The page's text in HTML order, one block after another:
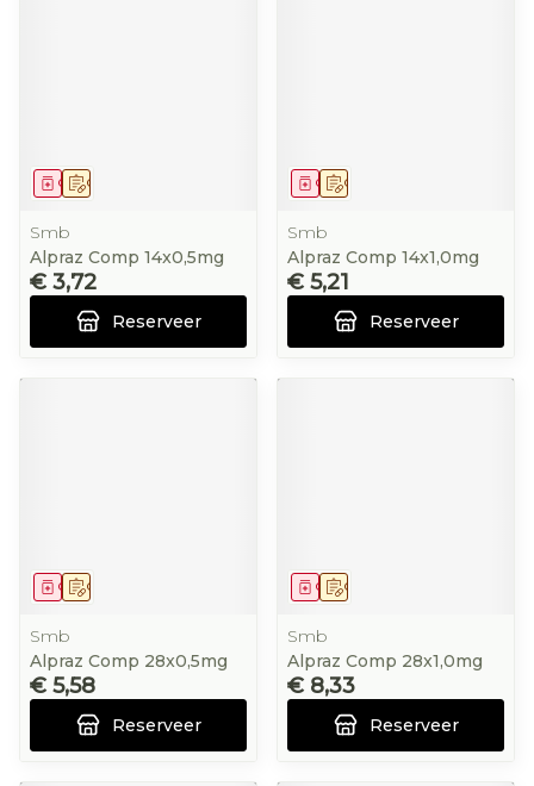
Op voorschrift
Geneesmiddel
Smb
Alpraz Comp 14x0,5mg
€ 3,72
Reserveer
Op voorschrift
Geneesmiddel
Smb
Alpraz Comp 14x1,0mg
€ 5,21
Reserveer
Op voorschrift
Geneesmiddel
Smb
Alpraz Comp 28x0,5mg
€ 5,58
Reserveer
Op voorschrift
Geneesmiddel
Smb
Alpraz Comp 28x1,0mg
€ 8,33
Reserveer